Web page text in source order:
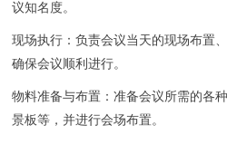
议知名度。
现场执行：负责会议当天的现场布置
确保会议顺利进行。
物料准备与布置：准备会议所需的各
景板等，并进行会场布置。